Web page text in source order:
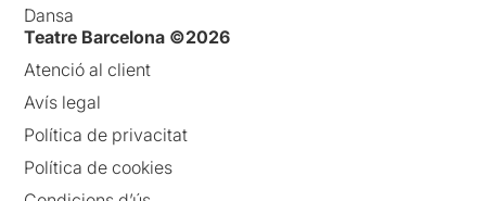
Dansa
Teatre Barcelona ©2026
Atenció al client
Avís legal
Política de privacitat
Política de cookies